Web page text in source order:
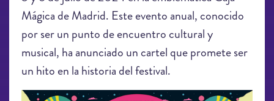
Mágica de Madrid. Este evento anual, conocido
por ser un punto de encuentro cultural y
musical, ha anunciado un cartel que promete ser
un hito en la historia del festival.
rb24-1x1-primeras-confrmaciones2-.jpg